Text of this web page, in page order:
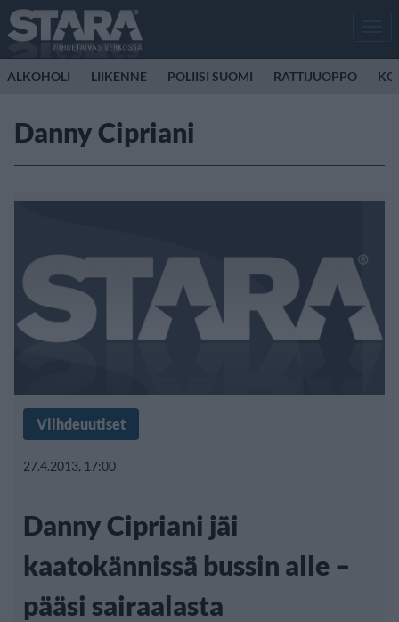
ALKOHOLI LIIKENNE POLIISI SUOMI RATTIJUOPPO
Danny Cipriani
Viihdeuutiset
27.4.2013, 17:00
Danny Cipriani jäi
kaatokännissä bussin alle –
pääsi sairaalasta